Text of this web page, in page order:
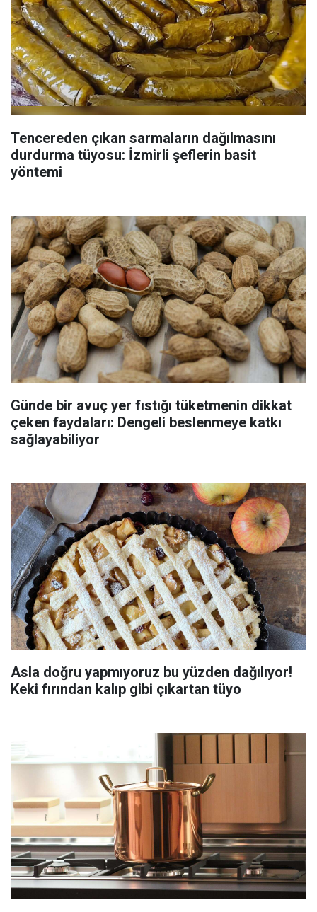
Tencereden çıkan sarmaların dağılmasını
durdurma tüyosu: İzmirli şeflerin basit
yöntemi
Günde bir avuç yer fıstığı tüketmenin dikkat
çeken faydaları: Dengeli beslenmeye katkı
sağlayabiliyor
Asla doğru yapmıyoruz bu yüzden dağılıyor!
Keki fırından kalıp gibi çıkartan tüyo